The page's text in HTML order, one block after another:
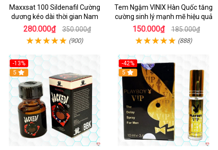
Maxxsat 100 Sildenafil Cường
dương kéo dài thời gian Nam
280.000₫ 350.000₫
(900)
Tem Ngậm VINIX Hàn Quốc tăng
cường sinh lý mạnh mẽ hiệu quả
150.000₫ 185.000₫
(888)
-13%
5
-42%
5